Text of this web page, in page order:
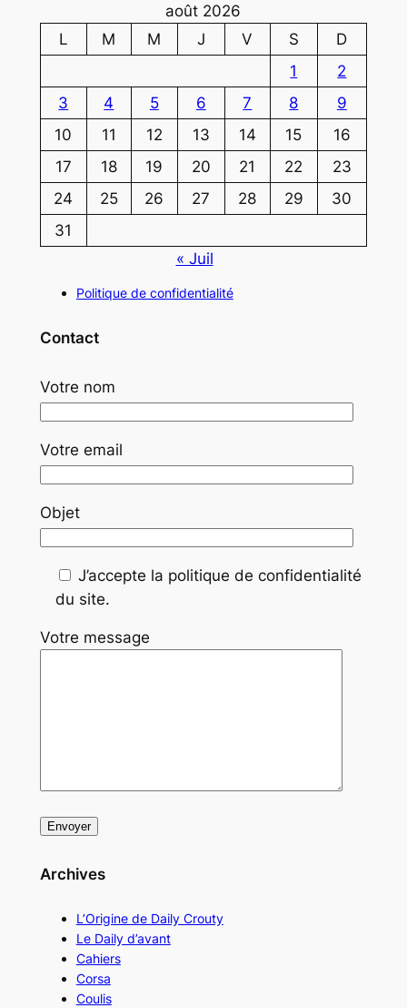
août 2026
L
M M J V S
D
1
2
3
4 5 6 7 8
9
10
11 12 13 14 15
16
17
18 19 20 21 22
23
24
25 26 27 28 29
30
31
« Juil
Politique de confidentialité
Contact
Votre nom
Votre email
Objet
J’accepte la politique de confidentialité
du site.
Votre message
Archives
L’Origine de Daily Crouty
Le Daily d’avant
Cahiers
Corsa
Coulis